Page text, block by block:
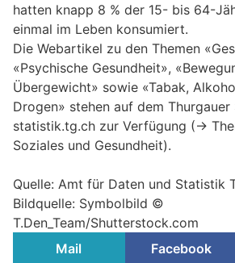
hatten knapp 8 % der 15- bis 64-
einmal im Leben konsumiert.
Die Webartikel zu den Themen
«Psychische Gesundheit»,
Übergewicht» sowie «Tabak,
Drogen» stehen auf dem
statistik.tg.ch zur Verfügung (->
Soziales und Gesundheit).
Quelle: Amt für Daten und Statistik
Bildquelle: Symbolbild ©
T.Den_Team/Shutterstock.com
Mail
Facebook